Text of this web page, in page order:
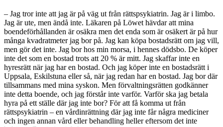
– Jag tror inte att jag är på väg ut från rättspsykiatrin. Jag är i limbo.
Jag är ute, men ändå inte. Läkaren på Löwet hävdar att mina
boendeförhållanden är osäkra men det enda som är osäkert är på hur
många kvadratmeter jag bor på. Jag kan köpa bostadsrätt om jag vill,
men gör det inte. Jag bor hos min morsa, i hennes dödsbo. De köper
inte det som en bostad trots att 20 % är mitt. Jag skaffar inte en
hyresrätt när jag har en bostad. Och jag köper inte en bostadsrätt i
Uppsala, Eskilstuna eller så, när jag redan har en bostad. Jag bor där
tillsammans med mina syskon. Men förvaltningsrätten godkänner
inte detta boende, och jag förstår inte varför. Varför ska jag betala
hyra på ett ställe där jag inte bor? För att få komma ut från
rättspsykiatrin – en vårdinrättning där jag inte får några mediciner
och ingen annan vård eller behandling heller eftersom det inte